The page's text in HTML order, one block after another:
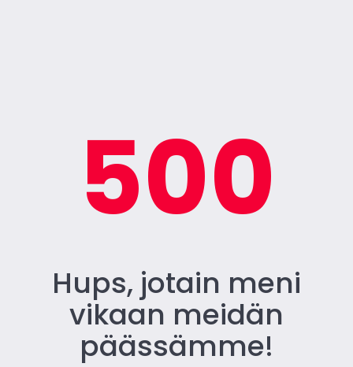
500
Hups, jotain meni
vikaan meidän
päässämme!